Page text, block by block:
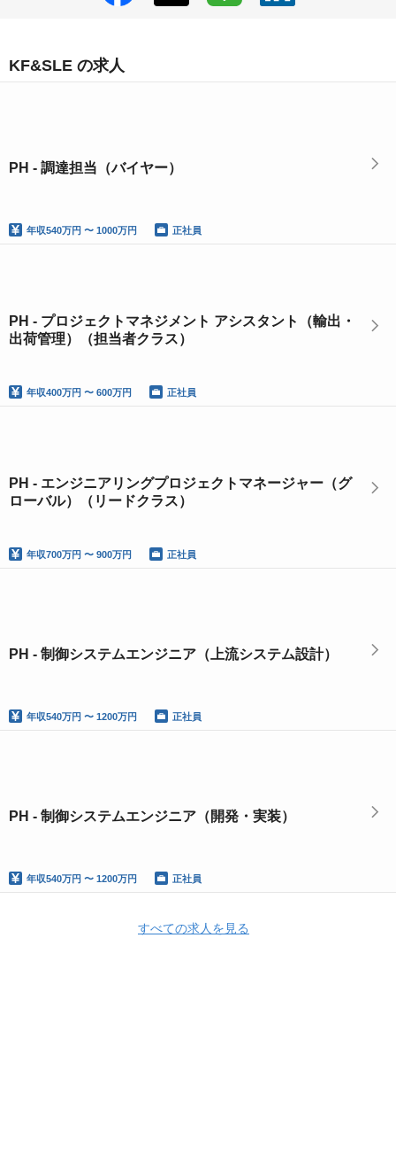
KF&SLE の求人
PH - 調達担当（バイヤー）
年収540万円 〜 1000万円 正社員
PH - プロジェクトマネジメント アシスタント（輸出・
出荷管理）（担当者クラス）
年収400万円 〜 600万円 正社員
PH - エンジニアリングプロジェクトマネージャー（グ
ローバル）（リードクラス）
年収700万円 〜 900万円 正社員
PH - 制御システムエンジニア（上流システム設計）
年収540万円 〜 1200万円 正社員
PH - 制御システムエンジニア（開発・実装）
年収540万円 〜 1200万円 正社員
すべての求人を見る